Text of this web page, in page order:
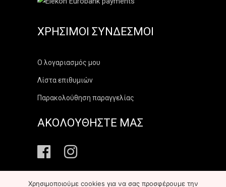
ΧΡΉΣΙΜΟΙ ΣΎΝΔΕΣΜΟΙ
Ο λογαριασμός μου
Λίστα επιθυμιών
Παρακολούθηση παραγγελίας
ΑΚΟΛΟΥΘΗΣΤΕ ΜΑΣ
Χρησιμοποιούμε cookies για να σας προσφέρουμε την